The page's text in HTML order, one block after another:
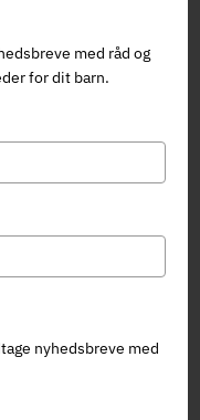
med råd og
for dit barn.
nyhedsbreve med